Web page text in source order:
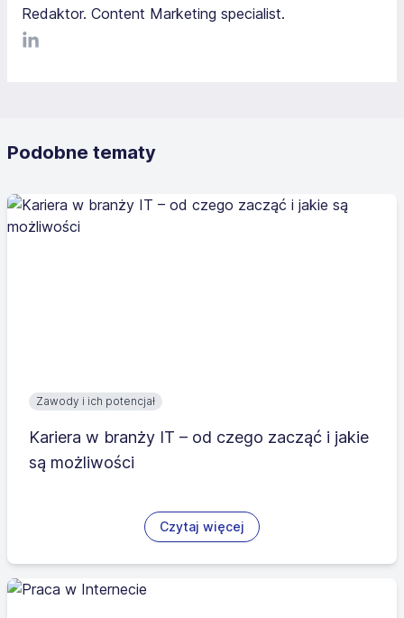
Redaktor. Content Marketing specialist.
LinkediIn
Podobne tematy
Zawody i ich potencjał
Kariera w branży IT – od czego zacząć i jakie
są możliwości
Czytaj więcej